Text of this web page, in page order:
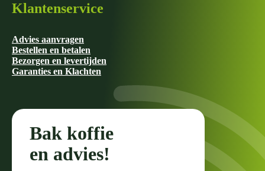
Klantenservice
Advies aanvragen
Bestellen en betalen
Bezorgen en levertijden
Garanties en Klachten
Bak koffie
en advies!